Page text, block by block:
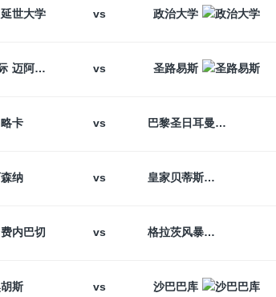
延世大学 vs 政治大学
迈阿密国际 vs 圣路易斯
卡 vs 巴黎圣日耳曼
纳 vs 皇家贝蒂斯
费内巴切 vs 格拉茨风暴
斯 vs 沙巴巴库